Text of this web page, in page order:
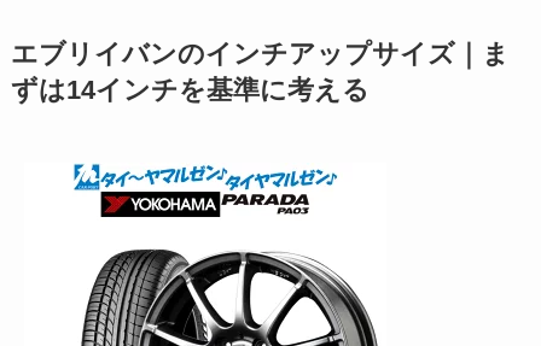
エブリイバンのインチアップサイズ｜ま
ずは14インチを基準に考える